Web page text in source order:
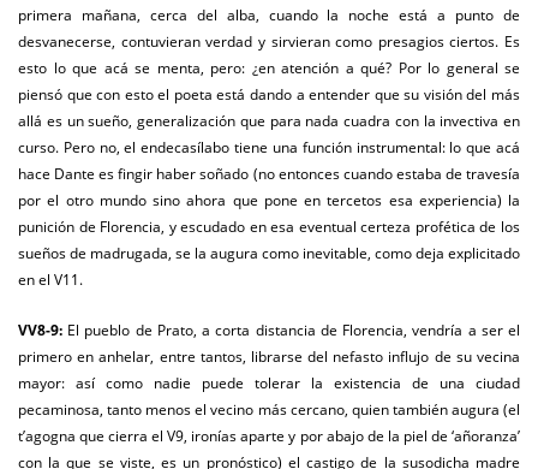
primera mañana, cerca del alba, cuando la noche está a punto de
desvanecerse, contuvieran verdad y sirvieran como presagios ciertos. Es
esto lo que acá se menta, pero: ¿en atención a qué? Por lo general se
piensó que con esto el poeta está dando a entender que su visión del más
allá es un sueño, generalización que para nada cuadra con la invectiva en
curso. Pero no, el endecasílabo tiene una función instrumental: lo que acá
hace Dante es fingir haber soñado (no entonces cuando estaba de travesía
por el otro mundo sino ahora que pone en tercetos esa experiencia) la
punición de Florencia, y escudado en esa eventual certeza profética de los
sueños de madrugada, se la augura como inevitable, como deja explicitado
en el V11.
VV8-9: El pueblo de Prato, a corta distancia de Florencia, vendría a ser el
primero en anhelar, entre tantos, librarse del nefasto influjo de su vecina
mayor: así como nadie puede tolerar la existencia de una ciudad
pecaminosa, tanto menos el vecino más cercano, quien también augura (el
t’agogna que cierra el V9, ironías aparte y por abajo de la piel de ‘añoranza’
con la que se viste, es un pronóstico) el castigo de la susodicha madre